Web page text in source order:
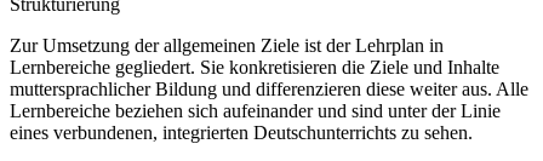
Zur Umsetzung der allgemeinen Ziele ist der Lehrplan in
Lernbereiche gegliedert. Sie konkretisieren die Ziele und Inhalte
muttersprachlicher Bildung und differenzieren diese weiter aus. Alle
Lernbereiche beziehen sich aufeinander und sind unter der Linie
eines verbundenen, integrierten Deutschunterrichts zu sehen.